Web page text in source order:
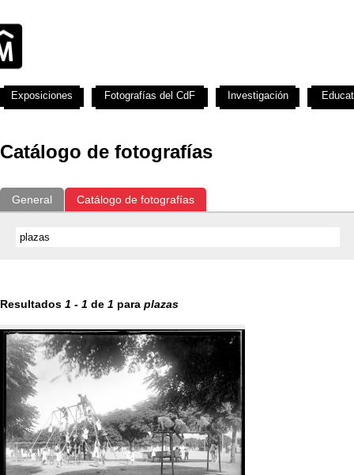
Catálogo de fotografías
General Catálogo de fotografías
Resultados 1 - 1 de 1 para plazas
Exposiciones Fotografías del CdF Investigación